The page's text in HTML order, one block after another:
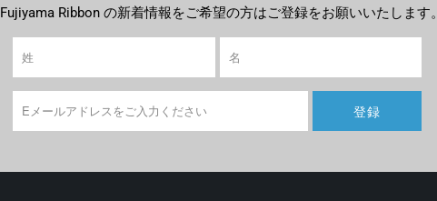
Fujiyama Ribbon の新着情報をご希望の方はご登録をお願いいたします。